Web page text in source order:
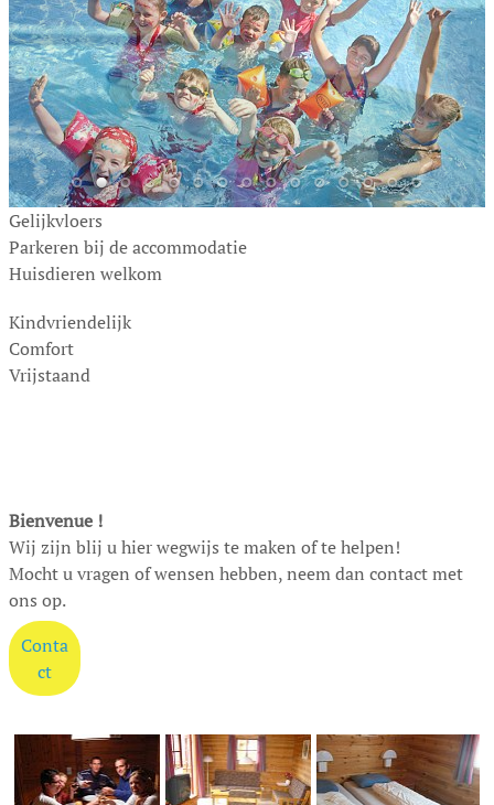
Gelijkvloers
Parkeren bij de accommodatie
Huisdieren welkom
Kindvriendelijk
Comfort
Vrijstaand
Bienvenue !
Wij zijn blij u hier wegwijs te maken of te helpen!
Mocht u vragen of wensen hebben, neem dan contact met
ons op.